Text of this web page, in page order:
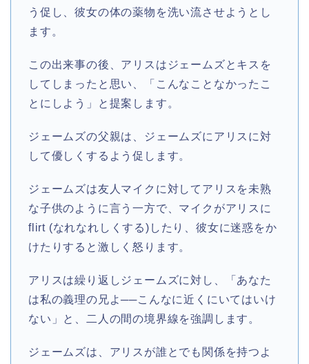
う促し、彼女の体の薬物を洗い流させようとし
ます。
この出来事の後、アリスはジェームズとキスを
してしまったと思い、「こんなことなかったこ
とにしよう」と提案します。
ジェームズの父親は、ジェームズにアリスに対
して優しくするよう促します。
ジェームズは友人マイクに対してアリスを未熟
な子供のように言う一方で、マイクがアリスに
flirt (なれなれしくする)したり、彼女に迷惑をか
けたりすると激しく怒ります。
アリスは繰り返しジェームズに対し、「あなた
は私の義理の兄よ──こんなに近くにいてはいけ
ない」と、二人の間の境界線を強調します。
ジェームズは、アリスが誰とでも関係を持つよ